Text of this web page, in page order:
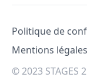
Politique de
Mentions légales
© 2023 STAGES